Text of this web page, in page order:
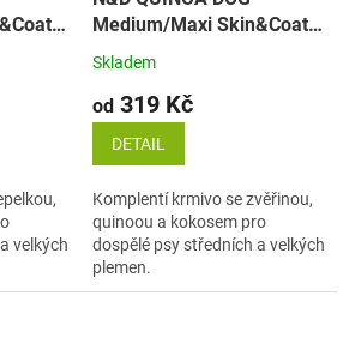
velkých
Medium/Maxi Skin&Coat
Venison & Coconut
Skladem
od 319 Kč
DETAIL
Komplentí krmivo se zvěřinou,
quinoou a kokosem pro
dospělé psy středních a velkých
plemen.